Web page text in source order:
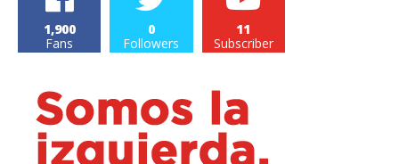
1,900
Fans
0
Followers
11
Subscriber